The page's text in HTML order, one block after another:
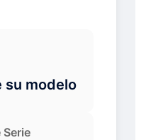
su modelo
Serie